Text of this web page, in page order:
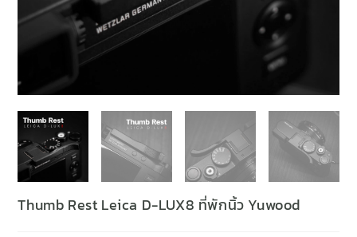
Thumb Rest Leica D-LUX8 ที่พักนิ้ว Yuwood